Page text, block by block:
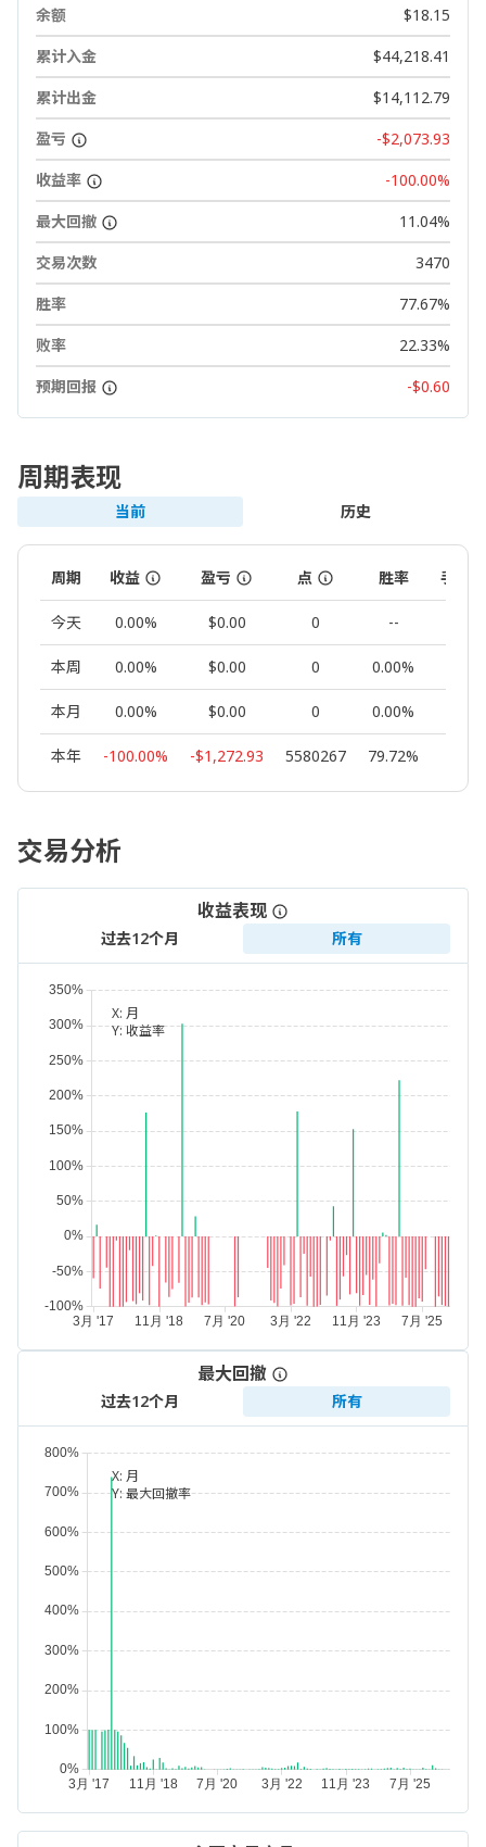
余额
$18.15
累计入金
$44,218.41
累计出金
$14,112.79
盈亏
-$2,073.93
收益率
-100.00%
最大回撤
11.04%
交易次数
3470
胜率
77.67%
败率
22.33%
预期回报
-$0.60
周期表现
当前 历史
周期 收益 盈亏 点 胜率 手数
今天 0.00% $0.00 0 --
本周 0.00% $0.00 0 0.00%
本月 0.00% $0.00 0 0.00%
本年 -100.00% -$1,272.93 5580267 79.72%
交易分析
收益表现
过去12个月 所有
X: 月
Y:收益率
最大回撤
过去12个月 所有
X: 月
Y:最大回撤率